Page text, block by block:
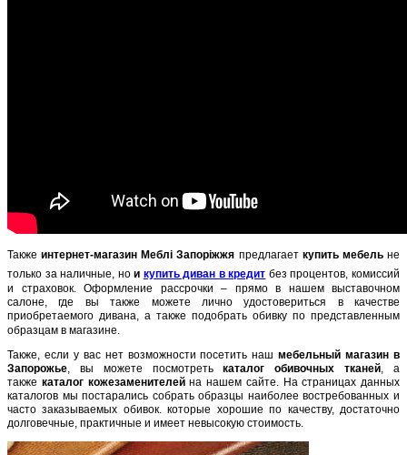
Такжеинтернет-магазин Меблі Запоріжжя предлагает купить мебельне
только за наличные, нои купить диван в кредит без процентов, комиссий
и страховок. Оформление рассрочки – прямо в нашем выставочном
салоне, где вы также можете лично удостовериться в качестве
приобретаемого дивана, а также подобрать обивку по представленным
образцам в магазине.
Также, если у вас нет возможности посетить нашмебельный магазин в
Запорожье, вы можете посмотретькаталог обивочных тканей, а
также каталог кожезаменителейна нашем сайте. На страницах данных
каталогов мы постарались собрать образцы наиболее востребованных и
часто заказываемых обивок. которые хорошие по качеству, достаточно
долговечные, практичные и имеет невысокую стоимость.